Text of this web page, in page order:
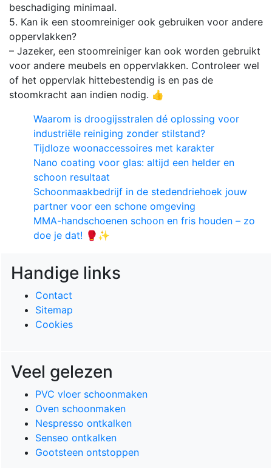
beschadiging minimaal.
5. Kan ik een stoomreiniger ook gebruiken voor andere
oppervlakken?
– Jazeker, een stoomreiniger kan ook worden gebruikt
voor andere meubels en oppervlakken. Controleer wel
of het oppervlak hittebestendig is en pas de
stoomkracht aan indien nodig. 👍
Waarom is droogijsstralen dé oplossing voor
industriële reiniging zonder stilstand?
Tijdloze woonaccessoires met karakter
Nano coating voor glas: altijd een helder en
schoon resultaat
Schoonmaakbedrijf in de stedendriehoek jouw
partner voor een schone omgeving
MMA-handschoenen schoon en fris houden – zo
doe je dat! 🥊✨
Handige links
Contact
Sitemap
Cookies
Veel gelezen
PVC vloer schoonmaken
Oven schoonmaken
Nespresso ontkalken
Senseo ontkalken
Gootsteen ontstoppen